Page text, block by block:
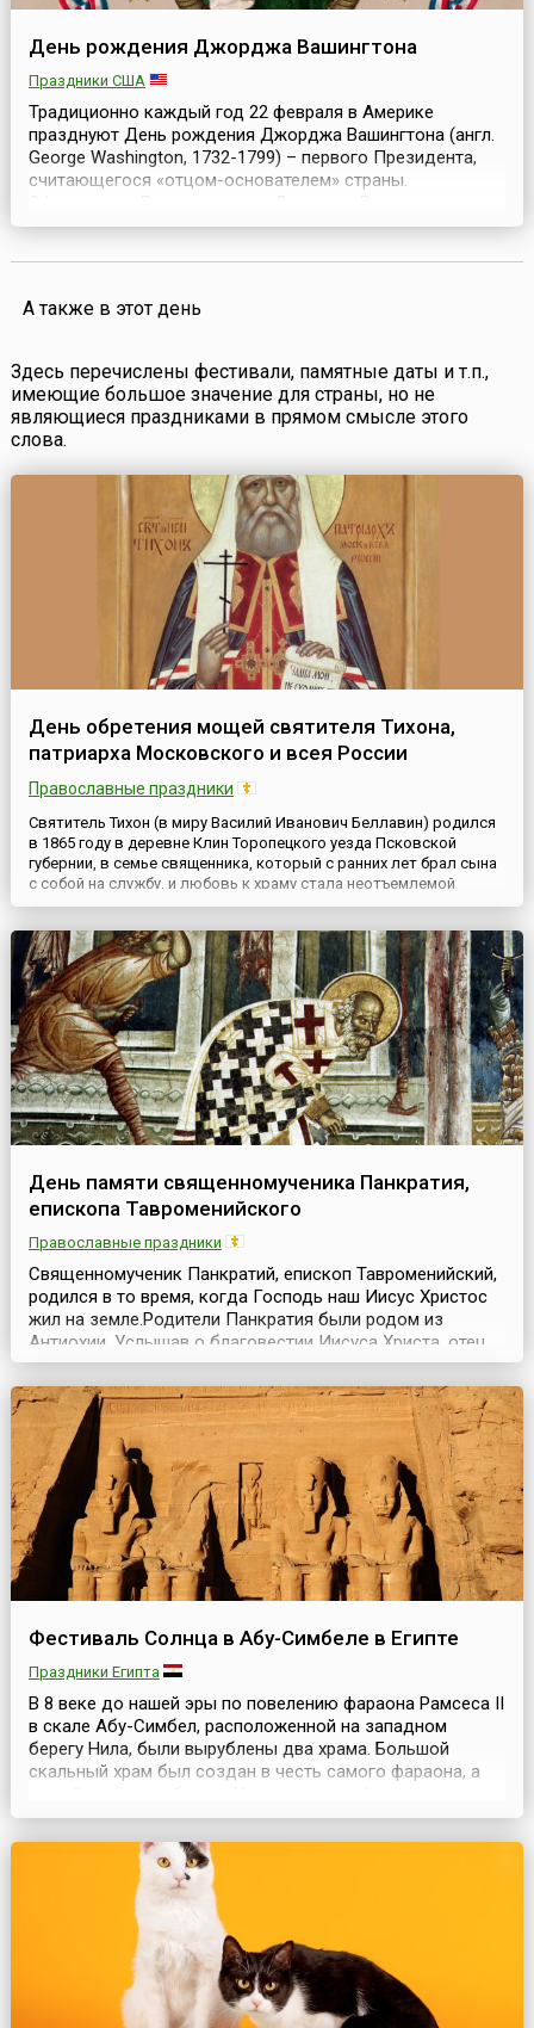
День рождения Джорджа Вашингтона
Праздники США
Традиционно каждый год 22 февраля в Америке
празднуют День рождения Джорджа Вашингтона (англ.
George Washington, 1732-1799) – первого Президента,
считающегося «отцом-основателем» страны.
впервые был отпразднован в 1880 году. В 1885 году
А также в этот день
Здесь перечислены фестивали, памятные даты и т.п.,
имеющие большое значение для страны, но не
являющиеся праздниками в прямом смысле этого
слова.
День обретения мощей святителя Тихона,
патриарха Московского и всея России
Православные праздники
Святитель Тихон (в миру Василий Иванович Беллавин) родился
в 1865 году в деревне Клин Торопецкого уезда Псковской
губернии, в семье священника, который с ранних лет брал сына
с собой на службу, и любовь к храму стала неотъемлемой
частью его жизни. Образование Тихон получил в духовном
Петербургской Духовной Академии. Скромный,
доброжелательный...
День памяти священномученика Панкратия,
епископа Тавроменийского
Православные праздники
Священномученик Панкратий, епископ Тавроменийский,
родился в то время, когда Господь наш Иисус Христос
жил на земле.Родители Панкратия были родом из
Антиохии. Услышав о благовестии Иисуса Христа, отец
Панкратия, взяв с собой юного сына, отправился в
Иерусалим, чтобы лично видеть великого Учителя. Его
потрясли чудеса, и, когда он услышал Божественное
учение, то уверовал во Христа как Сына Божия...
Фестиваль Солнца в Абу-Симбеле в Египте
Праздники Египта
В 8 веке до нашей эры по повелению фараона Рамсеса II
в скале Абу-Симбел, расположенной на западном
берегу Нила, были вырублены два храма. Большой
скальный храм был создан в честь самого фараона, а
Нефертари. Причиной создания этих двух храмов
послужила победа Рамсеса над хеттами.Перед храмом
были возведены четыре 20-метровые статуи: три статуи